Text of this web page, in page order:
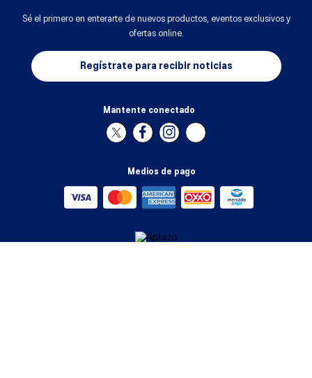
Sé el primero en enterarte de nuevos productos, eventos exclusivos y
ofertas online.
Regístrate para recibir noticias
Mantente conectado
Medios de pago